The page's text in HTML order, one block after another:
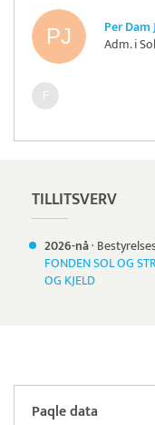
Per Dam
Adm. i
TILLITSVERV
2026-nå·
FONDEN SOL OG
OG KJELD
Paqle data